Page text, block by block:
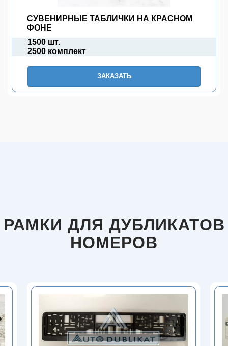
СУВЕНИРНЫЕ ТАБЛИЧКИ НА КРАСНОМ
ФОНЕ
1500 шт.
2500 комплект
ЗАКАЗАТЬ
РАМКИ ДЛЯ ДУБЛИКАТОВ
НОМЕРОВ